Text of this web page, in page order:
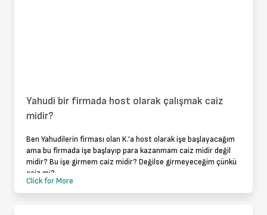
Yahudi bir firmada host olarak çalışmak caiz
midir?
Ben Yahudilerin firması olan K.’a host olarak işe başlayacağım
ama bu firmada işe başlayıp para kazanmam caiz midir değil
midir? Bu işe girmem caiz midir? Değilse girmeyeceğim çünkü
caiz mi?
Click for More